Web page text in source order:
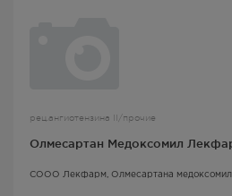
рец.ангиотензина II/прочие
Олмесартан Медоксомил
СООО Лекфарм, Олмесартана медоксомил